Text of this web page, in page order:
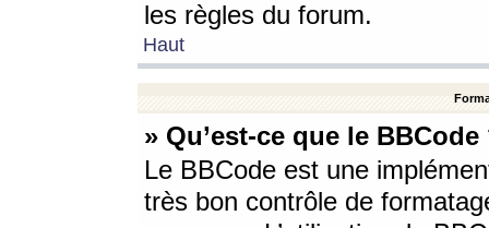
les règles du forum.
Haut
» Qu’est-ce que le BBCode
Le BBCode est une
très bon contrôle de